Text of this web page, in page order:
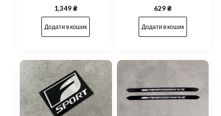
1,349₴
Додати в кошик
629₴
Додати в кошик